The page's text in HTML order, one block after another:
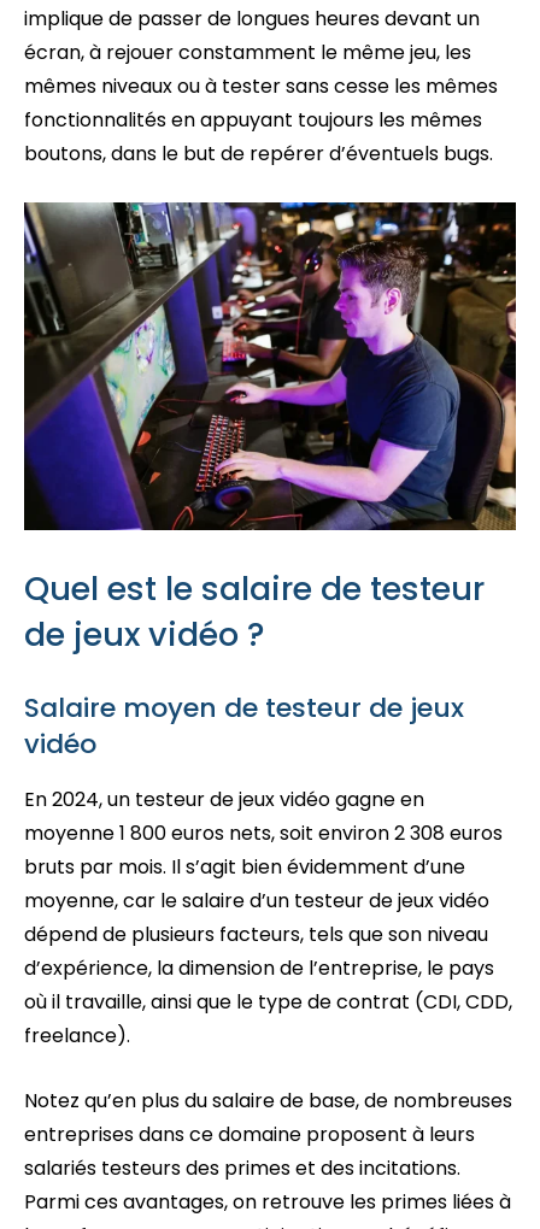
implique de passer de longues heures devant un
écran, à rejouer constamment le même jeu, les
mêmes niveaux ou à tester sans cesse les mêmes
fonctionnalités en appuyant toujours les mêmes
boutons, dans le but de repérer d’éventuels bugs.
Quel est le salaire de testeur
de jeux vidéo ?
Salaire moyen de testeur de jeux
vidéo
En 2024, un testeur de jeux vidéo gagne en
moyenne 1 800 euros nets, soit environ 2 308 euros
bruts par mois. Il s’agit bien évidemment d’une
moyenne, car le salaire d’un testeur de jeux vidéo
dépend de plusieurs facteurs, tels que son niveau
d’expérience, la dimension de l’entreprise, le pays
où il travaille, ainsi que le type de contrat (CDI, CDD,
freelance).
Notez qu’en plus du salaire de base, de nombreuses
entreprises dans ce domaine proposent à leurs
salariés testeurs des primes et des incitations.
Parmi ces avantages, on retrouve les primes liées à